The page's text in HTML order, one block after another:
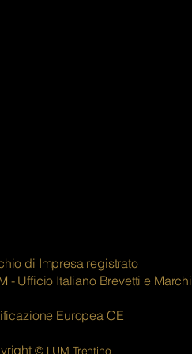
di Impresa registrato
- Ufficio Italiano Brevetti e Marchi
Europea CE
© LUM Trentino